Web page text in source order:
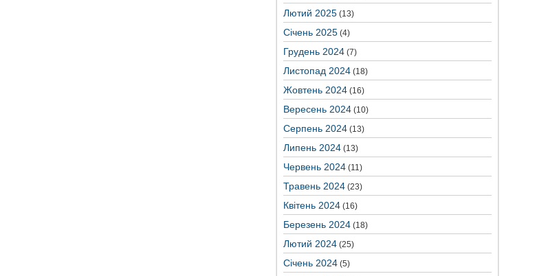
Лютий 2025(13)
Січень 2025(4)
Грудень 2024(7)
Листопад 2024(18)
Жовтень 2024(16)
Вересень 2024(10)
Серпень 2024(13)
Липень 2024(13)
Червень 2024(11)
Травень 2024(23)
Квітень 2024(16)
Березень 2024(18)
Лютий 2024(25)
Січень 2024(5)